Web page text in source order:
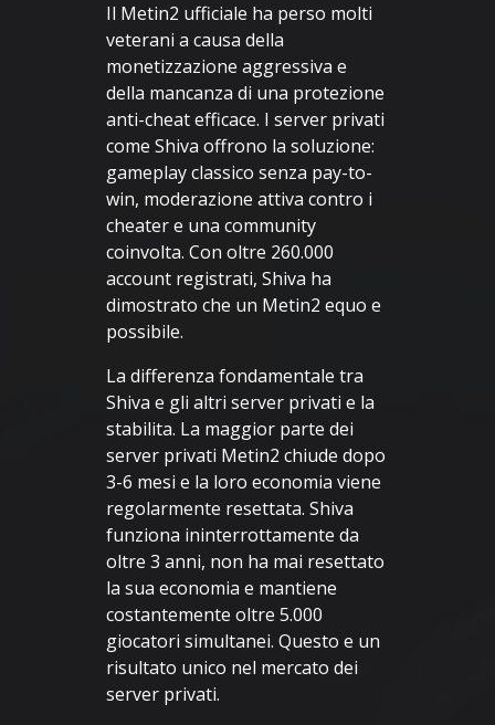
Il Metin2 ufficiale ha perso molti
veterani a causa della
monetizzazione aggressiva e
della mancanza di una protezione
anti-cheat efficace. I server privati
come Shiva offrono la soluzione:
gameplay classico senza pay-to-
win, moderazione attiva contro i
cheater e una community
coinvolta. Con oltre 260.000
account registrati, Shiva ha
dimostrato che un Metin2 equo e
possibile.
La differenza fondamentale tra
Shiva e gli altri server privati e la
stabilita. La maggior parte dei
server privati Metin2 chiude dopo
3-6 mesi e la loro economia viene
regolarmente resettata. Shiva
funziona ininterrottamente da
oltre 3 anni, non ha mai resettato
la sua economia e mantiene
costantemente oltre 5.000
giocatori simultanei. Questo e un
risultato unico nel mercato dei
server privati.